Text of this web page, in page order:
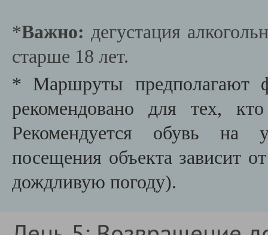
*Важно: дегустация
старше 18 лет.
* Маршруты предполагают
рекомендовано для тех,
Рекомендуется обувь на
посещения объекта зависит
дождливую погоду).